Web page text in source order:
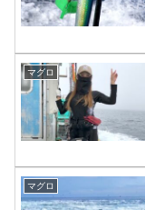
マグロ
マグロ